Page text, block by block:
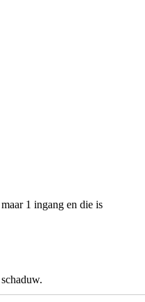
1 ingang en die is